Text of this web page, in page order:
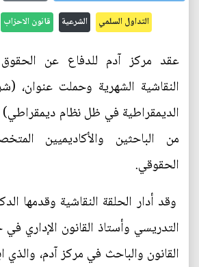
التداول السلمي الشرعية قانون الاحزاب
عقد مركز آدم للدفاع عن
النقاشية الشهرية وحملت عنوان،
الديمقراطية في ظل نظام
من الباحثين والأكاديميين
الحقوقي.
وقد أدار الحلقة النقاشية وقدمها
التدريسي وأستاذ القانون الإداري
القانون والباحث في مركز آدم، والذي